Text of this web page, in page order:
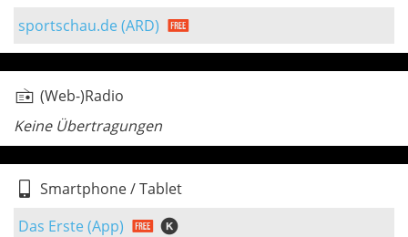
sportschau.de (ARD)
(Web-)Radio
Keine Übertragungen
Smartphone / Tablet
Das Erste (App)